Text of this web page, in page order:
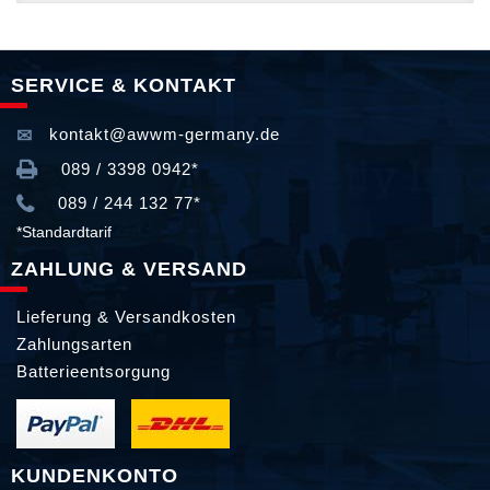
SERVICE & KONTAKT
kontakt@awwm-germany.de
089 / 3398 0942*
089 / 244 132 77*
*Standardtarif
ZAHLUNG & VERSAND
Lieferung & Versandkosten
Zahlungsarten
Batterieentsorgung
KUNDENKONTO